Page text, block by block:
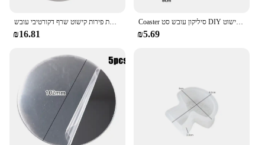
₪16.81
Coaster סיליקון עובש סט DIY קריסטל אפוקסי שרף עובש אחסון מטבח אנטי לחלוט חום בידוד בית שולחן העבודה קישוט
₪5.69